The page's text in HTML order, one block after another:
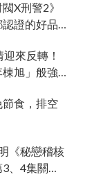
X刑警2》
證的好品
來反轉！
旭」般強
食，排空
《秘戀稽核
、4集關係